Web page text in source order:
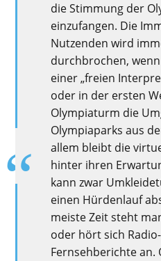
die Stimmung der
einzufangen. Die
Nutzenden wird
durchbrochen,
einer „freien
oder in der ersten
Olympiaturm die
Olympiaparks aus
allem bleibt die
hinter ihren
kann zwar
einen Hürdenlauf
meisteZeit steht
oder hört sich
Fernsehberichte an.